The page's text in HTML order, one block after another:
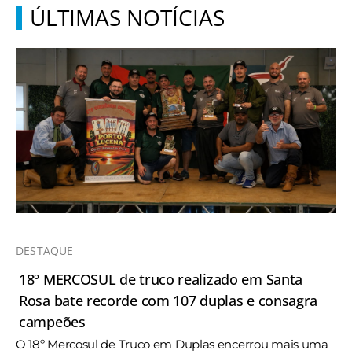
ÚLTIMAS NOTÍCIAS
DESTAQUE
18º MERCOSUL de truco realizado em Santa
Rosa bate recorde com 107 duplas e consagra
campeões
O 18º Mercosul de Truco em Duplas encerrou mais uma